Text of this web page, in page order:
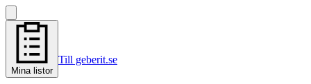
Mina listor
Till geberit.se